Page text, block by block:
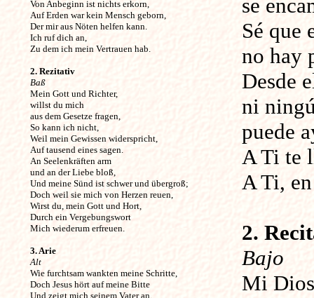
Von Anbeginn ist nichts erkorn,
Auf Erden war kein Mensch geborn,
Der mir aus Nöten helfen kann.
Ich ruf dich an,
Zu dem ich mein Vertrauen hab.
2. Rezitativ
Baß
Mein Gott und Richter,
willst du mich
aus dem Gesetze fragen,
So kann ich nicht,
Weil mein Gewissen widerspricht,
Auf tausend eines sagen.
An Seelenkräften arm
und an der Liebe bloß,
Und meine Sünd ist schwer und übergroß;
Doch weil sie mich von Herzen reuen,
Wirst du, mein Gott und Hort,
Durch ein Vergebungswort
Mich wiederum erfreuen.
3. Arie
Alt
Wie furchtsam wankten meine Schritte,
Doch Jesus hört auf meine Bitte
Und zeigt mich seinem Vater an.
se
Sé que
no hay
Desde
ni
puede
A Ti te
A Ti,
2.
Bajo
Mi